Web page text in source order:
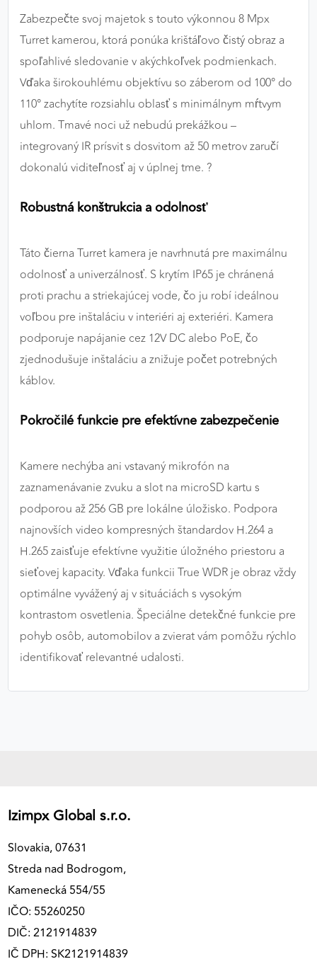
Zabezpečte svoj majetok s touto výkonnou 8 Mpx
Turret kamerou, ktorá ponúka krištáľovo čistý obraz a
spoľahlivé sledovanie v akýchkoľvek podmienkach.
Vďaka širokouhlému objektívu so záberom od 100° do
110° zachytíte rozsiahlu oblasť s minimálnym mŕtvym
uhlom. Tmavé noci už nebudú prekážkou –
integrovaný IR prísvit s dosvitom až 50 metrov zaručí
dokonalú viditeľnosť aj v úplnej tme. ?
Robustná konštrukcia a odolnosť
Táto čierna Turret kamera je navrhnutá pre maximálnu
odolnosť a univerzálnosť. S krytím IP65 je chránená
proti prachu a striekajúcej vode, čo ju robí ideálnou
voľbou pre inštaláciu v interiéri aj exteriéri. Kamera
podporuje napájanie cez 12V DC alebo PoE, čo
zjednodušuje inštaláciu a znižuje počet potrebných
káblov.
Pokročilé funkcie pre efektívne zabezpečenie
Kamere nechýba ani vstavaný mikrofón na
zaznamenávanie zvuku a slot na microSD kartu s
podporou až 256 GB pre lokálne úložisko. Podpora
najnovších video kompresných štandardov H.264 a
H.265 zaisťuje efektívne využitie úložného priestoru a
sieťovej kapacity. Vďaka funkcii True WDR je obraz vždy
optimálne vyvážený aj v situáciách s vysokým
kontrastom osvetlenia. Špeciálne detekčné funkcie pre
pohyb osôb, automobilov a zvierat vám pomôžu rýchlo
identifikovať relevantné udalosti.
Izimpx Global s.r.o.
Slovakia, 07631
Streda nad Bodrogom,
Kamenecká 554/55
IČO: 55260250
DIČ: 2121914839
IČ DPH: SK2121914839
výkon a funkčnosť našich stránok.
Google Analytics
Poskytovateľ: Google
MARKETINGOVÉ COOKIES
Marketingové cookies sa používajú na sledovanie
správania používateľov naprieč webovými
zobrazovať cielenú a relevantnú reklamu, a to na
Google Ads
Google